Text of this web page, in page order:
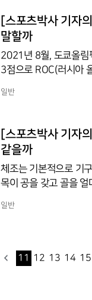
ide’에 부정 접두사 ‘in’이 붙은 단어이다. 나누지 못
원이다. 메이지 시대
[스포츠박사 기자
말할까
2021년 8월, 도쿄올림
3점으로 ROC(러시아
의 14.800점보다
크는 우리 말로 동점 규
이라는 뜻인 명사 ‘tie‘
일반
[스포츠박사 기자
같을까
체조는 기본적으로 기
목이 공을 갖고 골을
경쟁하려면 여러 장비
국, 일본 등 한자 문화
일반
11 12 13 14 15